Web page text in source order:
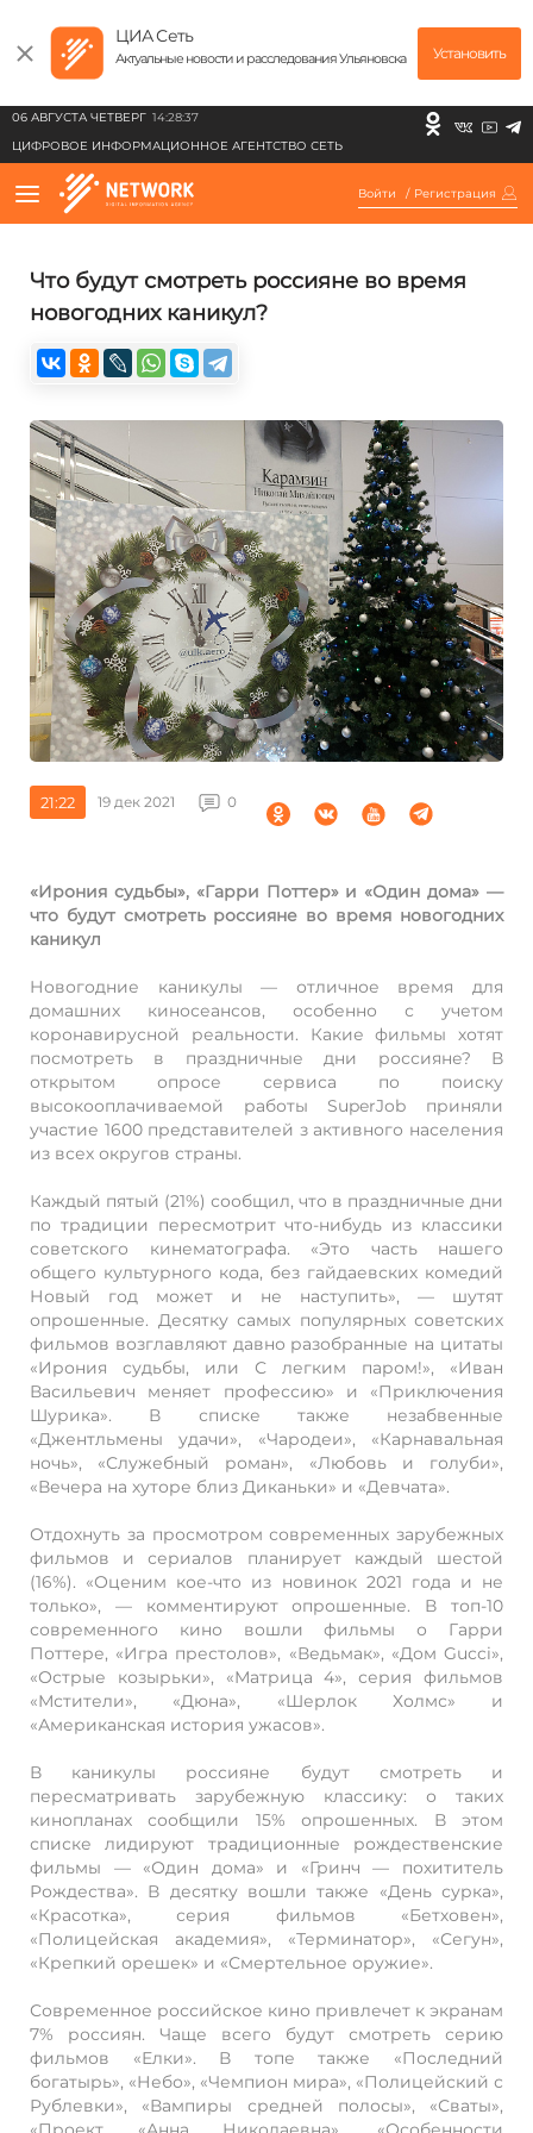
ЦИА Сеть
Актуальные новости и расследования Ульяновска Установить
06 АВГУСТА ЧЕТВЕРГ 14:28:37
ЦИФРОВОЕ ИНФОРМАЦИОННОЕ АГЕНТСТВО СЕТЬ
Войти / Регистрация
Что будут смотреть россияне во время
новогодних каникул?
21:22 19 дек 2021 0
«Ирония судьбы», «Гарри Поттер» и «Один дома» —
что будут смотреть россияне во время новогодних
каникул
Новогодние каникулы — отличное время для
домашних киносеансов, особенно с учетом
коронавирусной реальности. Какие фильмы хотят
посмотреть в праздничные дни россияне? В
открытом опросе сервиса по поиску
высокооплачиваемой работы SuperJob приняли
участие 1600 представителей з активного населения
из всех округов страны.
Каждый пятый (21%) сообщил, что в праздничные дни
по традиции пересмотрит что-нибудь из классики
советского кинематографа. «Это часть нашего
общего культурного кода, без гайдаевских комедий
Новый год может и не наступить», — шутят
опрошенные. Десятку самых популярных советских
фильмов возглавляют давно разобранные на цитаты
«Ирония судьбы, или С легким паром!», «Иван
Васильевич меняет профессию» и «Приключения
Шурика». В списке также незабвенные
«Джентльмены удачи», «Чародеи», «Карнавальная
ночь», «Служебный роман», «Любовь и голуби»,
«Вечера на хуторе близ Диканьки» и «Девчата».
Отдохнуть за просмотром современных зарубежных
фильмов и сериалов планирует каждый шестой
(16%). «Оценим кое-что из новинок 2021 года и не
только», — комментируют опрошенные. В топ-10
современного кино вошли фильмы о Гарри
Поттере, «Игра престолов», «Ведьмак», «Дом Gucci»,
«Острые козырьки», «Матрица 4», серия фильмов
«Мстители», «Дюна», «Шерлок Холмс» и
«Американская история ужасов».
В каникулы россияне будут смотреть и
пересматривать зарубежную классику: о таких
кинопланах сообщили 15% опрошенных. В этом
списке лидируют традиционные рождественские
фильмы — «Один дома» и «Гринч — похититель
Рождества». В десятку вошли также «День сурка»,
«Красотка», серия фильмов «Бетховен»,
«Полицейская академия», «Терминатор», «Сегун»,
«Крепкий орешек» и «Смертельное оружие».
Современное российское кино привлечет к экранам
7% россиян. Чаще всего будут смотреть серию
фильмов «Елки». В топе также «Последний
богатырь», «Небо», «Чемпион мира», «Полицейский с
Рублевки», «Вампиры средней полосы», «Сваты»,